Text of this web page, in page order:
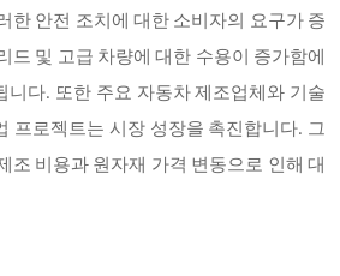
한 안전 조치에 대한 소비자의 요구가 증
드 및 고급 차량에 대한 수용이 증가함에
니다. 또한 주요 자동차 제조업체와 기술
프로젝트는 시장 성장을 촉진합니다. 그
조 비용과 원자재 가격 변동으로 인해 대